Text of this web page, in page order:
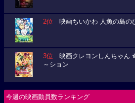
2位 映画ちいかわ 人魚の島の
3位 映画クレヨンしんちゃん
～ション
今週の映画動員数ランキング